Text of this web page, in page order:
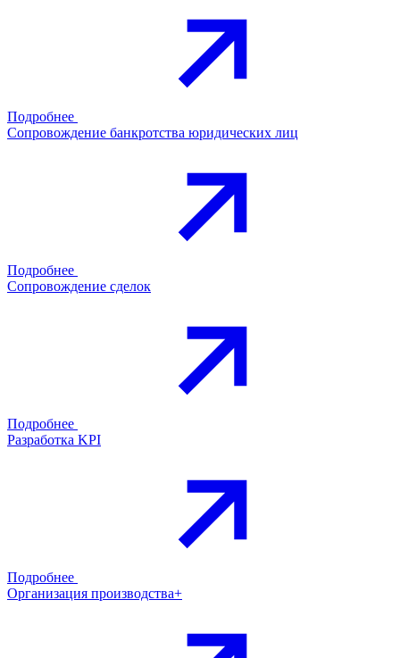
Подробнее
Сопровождение банкротства юридических лиц
Подробнее
Сопровождение сделок
Подробнее
Разработка KPI
Подробнее
Организация производства+